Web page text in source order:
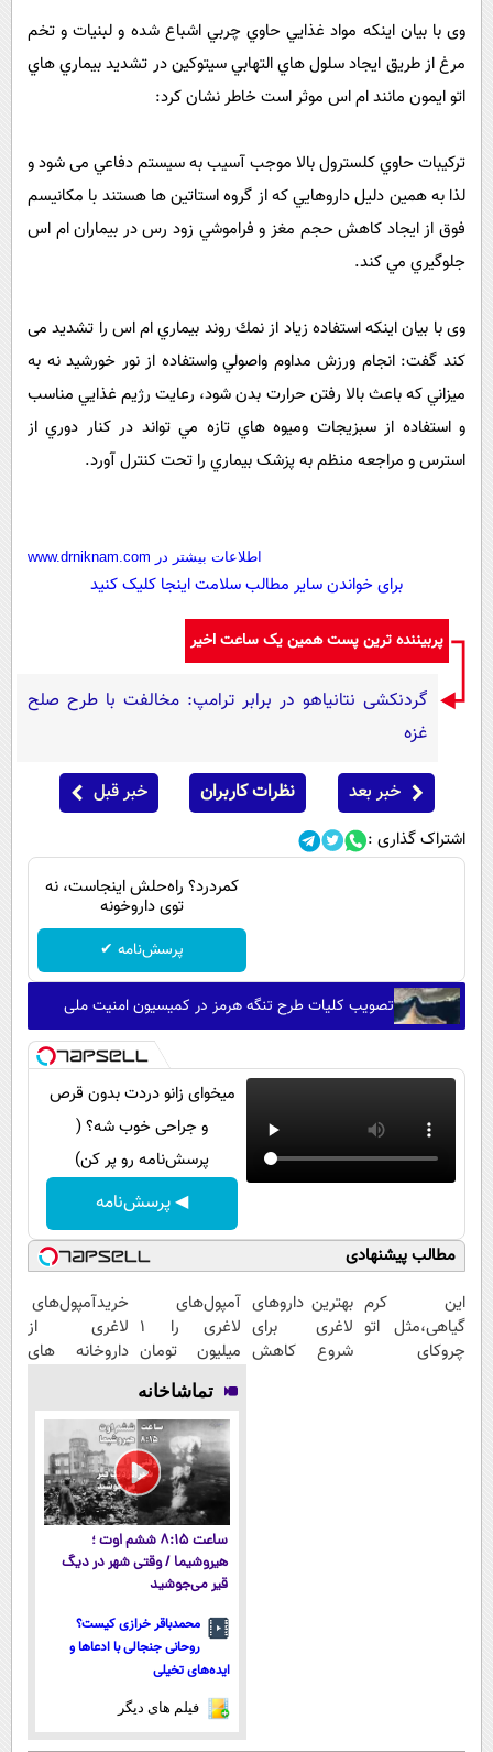
وی با بیان اینکه مواد غذايي حاوي چربي اشباع شده و لبنيات و تخم
مرغ از طريق ايجاد سلول هاي التهابي سيتوكين در تشديد بيماري هاي
اتو ايمون مانند ام اس موثر است خاطر نشان کرد:
تركيبات حاوي كلسترول بالا موجب آسيب به سيستم دفاعي مى شود و
لذا به همين دلیل داروهايي كه از گروه استاتين ها هستند با مكانيسم
فوق از ايجاد كاهش حجم مغز و فراموشي زود رس در بيماران ام اس
جلوگيري مي كند.
وی با بیان اینکه استفاده زیاد از نمك روند بيماري ام اس را تشدید می
کند گفت: انجام ورزش مداوم واصولي واستفاده از نور خورشيد نه به
ميزاني كه باعث بالا رفتن حرارت بدن شود، رعايت رژيم غذايي مناسب
و استفاده از سبزيجات وميوه هاي تازه مي تواند در كنار دوري از
استرس و مراجعه منظم به پزشک بيماري را تحت كنترل آورد.
اطلاعات بیشتر در www.drniknam.com
برای خواندن سایر مطالب سلامت اینجا کلیک کنید
پربیننده ترین پست همین یک ساعت اخیر
گردنکشی نتانیاهو در برابر ترامپ: مخالفت با طرح صلح
غزه
خبر بعد نظرات کاربران خبر قبل
اشتراک گذاری :
کمردرد؟ راه‌حلش اینجاست، نه
توی داروخونه
پرسش‌نامه ✔
تصویب کلیات طرح تنگه هرمز در کمیسیون امنیت ملی
میخوای زانو دردت بدون قرص
و جراحی خوب شه؟ (
پرسش‌نامه رو پر کن)
◀ پرسش‌نامه
مطالب پیشنهادی
این کرم
گیاهی،مثل اتو
چروکای
بهترین داروهای
لاغری برای
شروع کاهش
آمپول‌های
لاغری را ۱
میلیون تومان
ارزان‌تر از
همه‌جا بخر!
خریدآمپول‌های
لاغری از
داروخانه های
پک یخ!
تماشاخانه
ساعت ۸:۱۵ ششم اوت ؛
هیروشیما / وقتی شهر در دیگ
قیر می‌جوشید
محمدباقر خرازی کیست؟
روحانی جنجالی با ادعاها و
ایده‌های تخیلی
فیلم های دیگر